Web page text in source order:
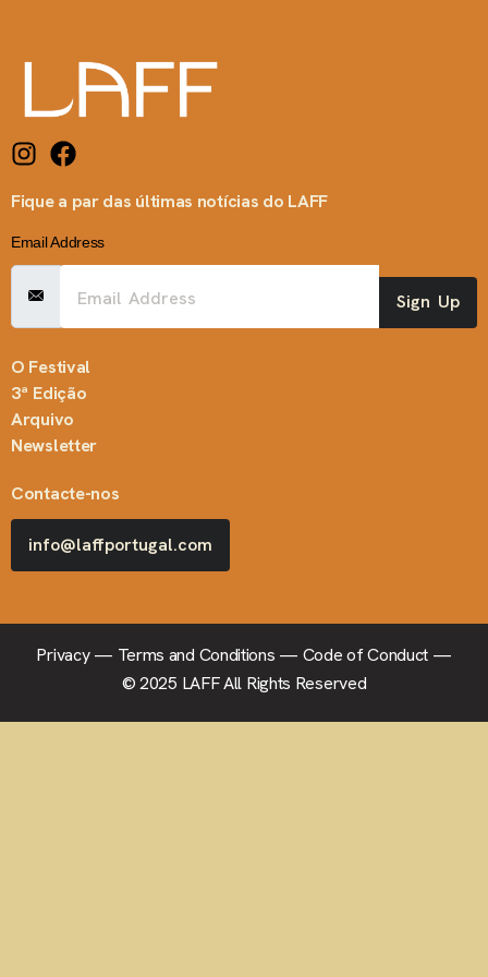
Fique a par das últimas notícias do LAFF
Email Address
Sign Up
O Festival
3ª Edição
Arquivo
Newsletter
Contacte-nos
info@laffportugal.com
Privacy— Terms and Conditions — Code of Conduct —
© 2025 LAFF All Rights Reserved